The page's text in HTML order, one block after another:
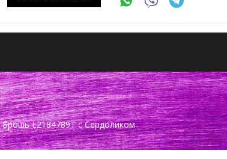
Брошь Е2184789Т с Сердоликом